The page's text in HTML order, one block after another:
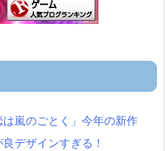
嵐のごとく」今年の新作
デザインすぎる！